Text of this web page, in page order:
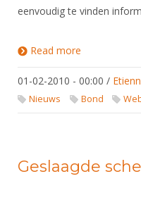
eenvoudig te vinden
Read more
01-02-2010 - 00:00 /
Nieuws Bond
Geslaagde